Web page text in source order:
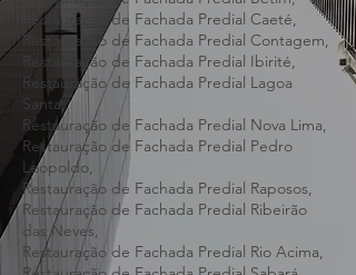
Horizonte,
Restauração de Fachada Predial Betim,
Restauração de Fachada Predial Caeté,
Restauração de Fachada Predial Contagem,
Restauração de Fachada Predial Ibirité,
Restauração de Fachada Predial Lagoa
Santa,
Restauração de Fachada Predial Nova Lima,
Restauração de Fachada Predial Pedro
Leopoldo,
Restauração de Fachada Predial Raposos,
Restauração de Fachada Predial Ribeirão